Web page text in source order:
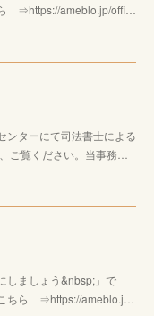
⇒https://ameblo.jp/offi…
ンターにて司法書士による
ご覧ください。当事務…
しましょう&nbsp;」で
ちら ⇒https://ameblo.j…